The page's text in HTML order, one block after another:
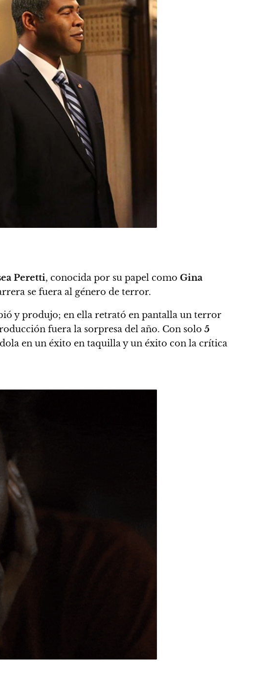
Peretti, conocida por su papel como Gina
se fuera al género de terror.
y produjo; en ella retrató en pantalla un terror
fuera la sorpresa del año. Con solo 5
en un éxito en taquilla y un éxito con la crítica